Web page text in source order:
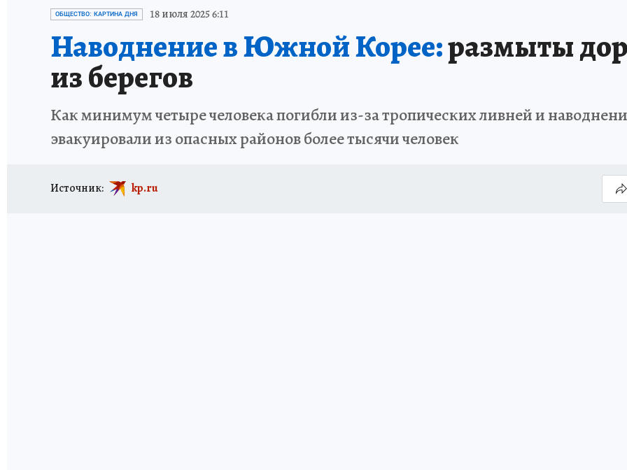
ИСПЫТАНО НА СЕБЕ
ОБЩЕСТВО: КАРТИНА ДНЯ 18 июля 2025 6:11
Наводнение в Южной Корее:размыты
из берегов
Как минимум четыре человека погибли из-за тропических ливней и
эвакуировали из опасных районов более тысячи человек
Источник: kp.ru